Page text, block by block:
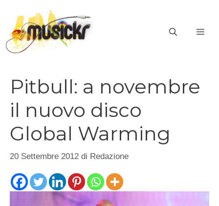
contenuto
Pitbull: a novembre
il nuovo disco
Global Warming
20 Settembre 2012 di Redazione